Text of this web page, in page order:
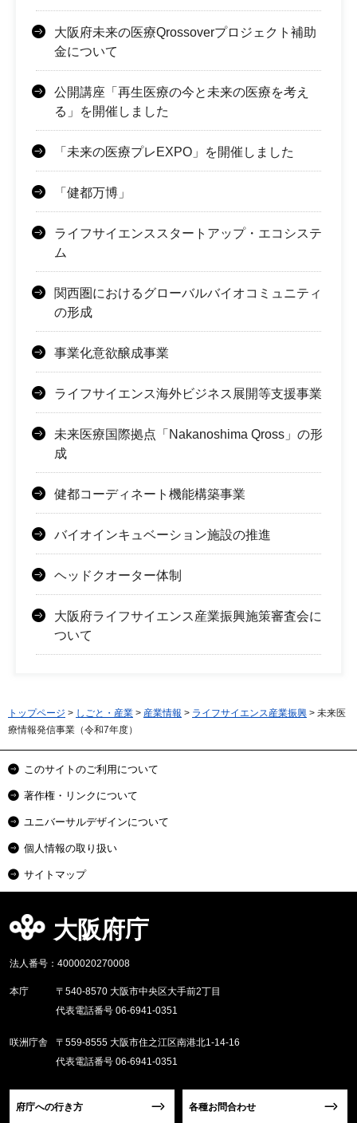
大阪府未来の医療Qrossoverプロジェクト補助
金について
公開講座「再生医療の今と未来の医療を考え
る」を開催しました
「未来の医療プレEXPO」を開催しました
「健都万博」
ライフサイエンススタートアップ・エコシステ
ム
関西圏におけるグローバルバイオコミュニティ
の形成
事業化意欲醸成事業
ライフサイエンス海外ビジネス展開等支援事業
未来医療国際拠点「Nakanoshima Qross」の形
成
健都コーディネート機能構築事業
バイオインキュベーション施設の推進
ヘッドクオーター体制
大阪府ライフサイエンス産業振興施策審査会に
ついて
トップページ > しごと・産業 > 産業情報 > ライフサイエンス産業振興 > 未来医
療情報発信事業（令和7年度）
このサイトのご利用について
著作権・リンクについて
ユニバーサルデザインについて
個人情報の取り扱い
サイトマップ
大阪府庁
法人番号：4000020270008
本庁
〒540-8570 大阪市中央区大手前2丁目
代表電話番号 06-6941-0351
咲洲庁舎
〒559-8555 大阪市住之江区南港北1-14-16
代表電話番号 06-6941-0351
府庁への行き方 各種お問合わせ